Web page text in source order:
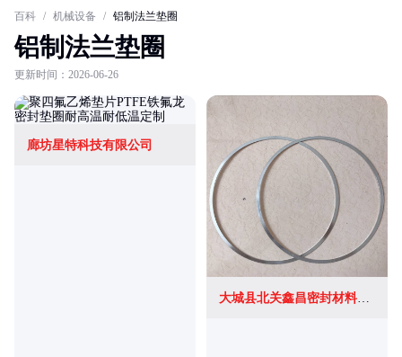
百科 / 机械设备 / 铝制法兰垫圈
铝制法兰垫圈
更新时间：2026-06-26
廊坊星特科技有限公司
大城县北关鑫昌密封材料销售部